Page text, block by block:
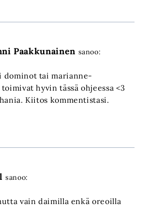
Paakkunainen sanoo:
dominot tai marianne-
hyvin tässä ohjeessa <3
Kiitos kommentistasi.
sanoo:
vain daimilla enkä oreoilla